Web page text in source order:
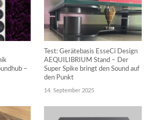
–
Test: Gerätebasis EsseCi Design
AEQUILIBRIUM Stand – Der
Super Spike bringt den Sound auf
den Punkt
14. September 2025